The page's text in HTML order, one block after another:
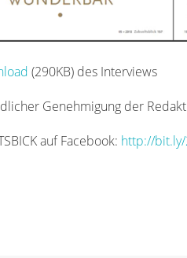
(290KB) des Interviews
Genehmigung der
auf Facebook: http://